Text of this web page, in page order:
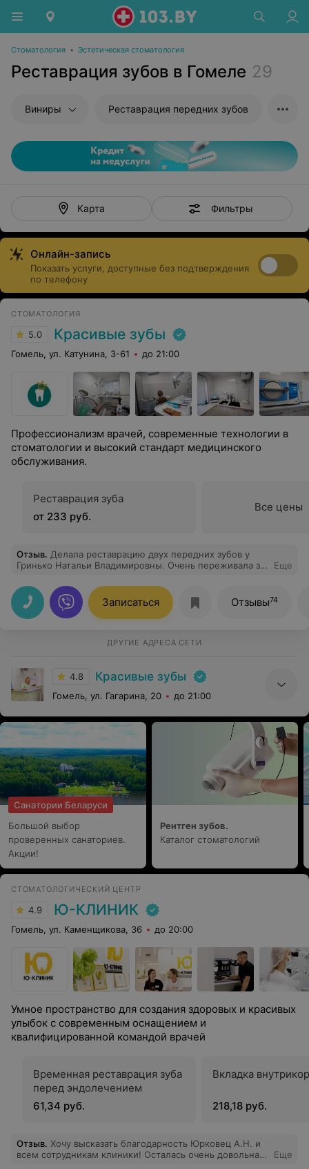
Стоматология • Эстетическая стоматология
Реставрация зубов в Гомеле 29
Виниры Реставрация передних зубов
Карта Фильтры
Онлайн-запись
Показать услуги, доступные без подтверждения
по телефону
СТОМАТОЛОГИЯ
5.0 Красивые зубы
Гомель, ул. Катунина, 3-61 до 21:00
Профессионализм врачей, современные технологии в
стоматологии и высокий стандарт медицинского
обслуживания.
Реставрация зуба
от 233 руб.
Все цены
Отзыв. Делала реставрацию двух передних зубов у
Гринько Натальи Владимировны. Очень переживала за
лучшем уровне. Огромная благодарность.
Еще
Записаться Отзывы74
ДРУГИЕ АДРЕСА СЕТИ
4.8 Красивые зубы
Гомель, ул. Гагарина, 20 до 21:00
Санатории Беларуси
Большой выбор
проверенных санаториев.
Акции!
Рентген зубов.
Каталог стоматологий
СТОМАТОЛОГИЧЕСКИЙ ЦЕНТР
4.9 Ю-КЛИНИК
Гомель, ул. Каменщикова, 36 до 20:00
Умное пространство для создания здоровых и красивых
улыбок с современным оснащением и
квалифицированной командой врачей
Временная реставрация зуба
перед эндолечением
61,34 руб.
Вкладка
218,18 руб.
Отзыв. Хочу высказать благодарность Юрковец А.Н. и
всем сотрудникам клиники! Осталась очень довольна
Еще